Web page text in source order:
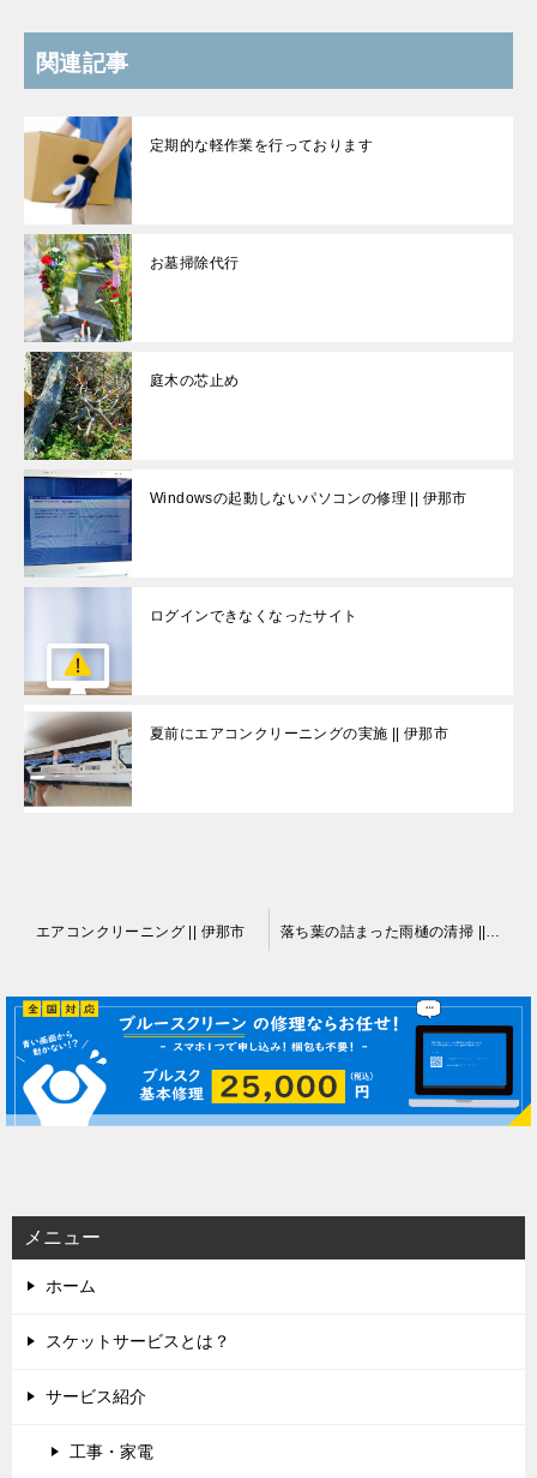
関連記事
定期的な軽作業を行っております
お墓掃除代行
庭木の芯止め
Windowsの起動しないパソコンの修理 || 伊那市
ログインできなくなったサイト
夏前にエアコンクリーニングの実施 || 伊那市
ナ
ビ
ゲ
ー
ン
エアコンクリーニング || 伊那市 落ち葉の詰まった雨樋の清掃 || 伊那市
メニュー
ホーム
スケットサービスとは？
サービス紹介
工事・家電